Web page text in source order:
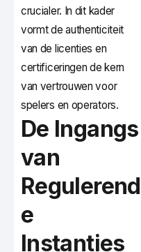
crucialer. In dit kader
vormt de authenticiteit
van de licenties en
certificeringen de kern
van vertrouwen voor
spelers en operators.
De Ingangs
van
Regulerend
e
Instanties